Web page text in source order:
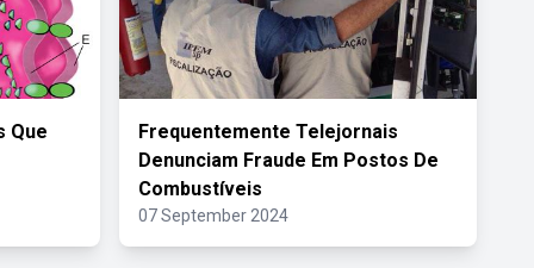
Que
Frequentemente Telejornais
Denunciam Fraude Em Postos De
Combustíveis
07 September 2024